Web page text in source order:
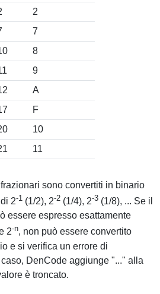
2
7
8
9
A
F
10
11
sono convertiti in binario
2-1 (1/2), 2-2 (1/4), 2-3 (1/8), ... Se il
essere espresso esattamente
2-n, non può essere convertito
e si verifica un errore di
DenCode aggiunge "..." alla
è troncato.